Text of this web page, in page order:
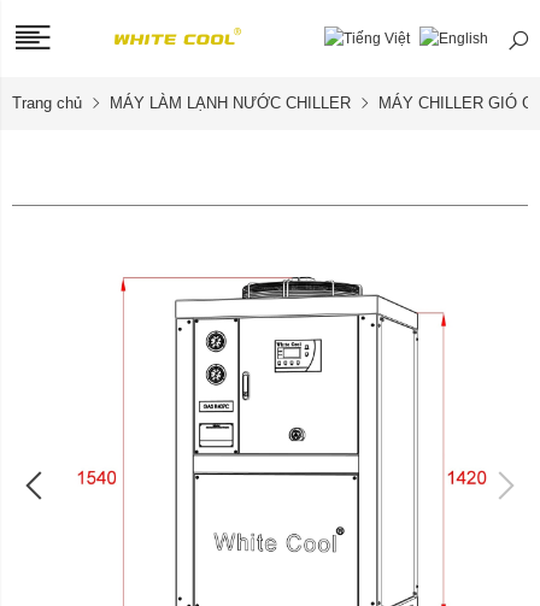
Trang chủ MÁY LÀM LẠNH NƯỚC CHILLER MÁY CHILLER GIÓ